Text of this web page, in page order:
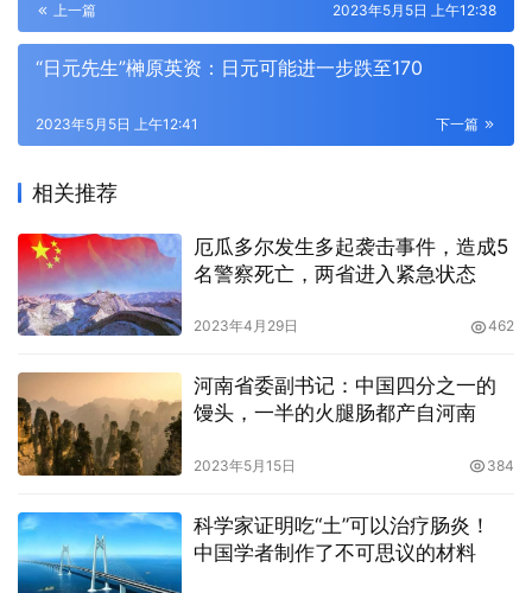
上一篇 2023年5月5日 上午12:38
“日元先生”榊原英资：日元可能进一步跌至170
下一篇
2023年5月5日 上午12:41
相关推荐
厄瓜多尔发生多起袭击事件，造成5
名警察死亡，两省进入紧急状态
2023年4月29日 462
河南省委副书记：中国四分之一的
馒头，一半的火腿肠都产自河南
2023年5月15日 384
科学家证明吃“土”可以治疗肠炎！
中国学者制作了不可思议的材料